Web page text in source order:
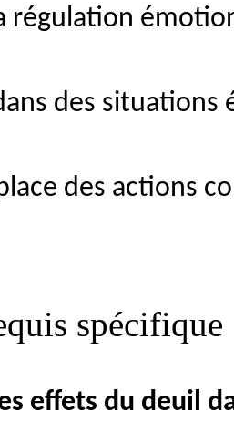
régulation
des
des actions
spécifique
effets du deuil